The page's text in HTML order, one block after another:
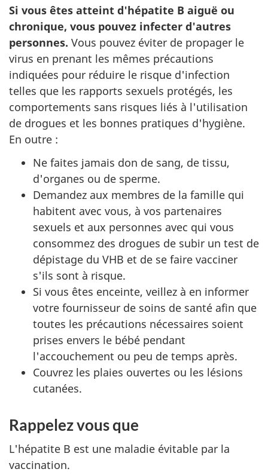
Si vous êtes atteint d'hépatite B aiguë ou
chronique, vous pouvez infecter d'autres
personnes. Vous pouvez éviter de propager le
virus en prenant les mêmes précautions
indiquées pour réduire le risque d'infection
telles que les rapports sexuels protégés, les
comportements sans risques liés à l'utilisation
de drogues et les bonnes pratiques d'hygiène.
En outre :
Ne faites jamais don de sang, de tissu,
d'organes ou de sperme.
Demandez aux membres de la famille qui
habitent avec vous, à vos partenaires
sexuels et aux personnes avec qui vous
consommez des drogues de subir un test de
dépistage du VHB et de se faire vacciner
s'ils sont à risque.
Si vous êtes enceinte, veillez à en informer
votre fournisseur de soins de santé afin que
toutes les précautions nécessaires soient
prises envers le bébé pendant
l'accouchement ou peu de temps après.
Couvrez les plaies ouvertes ou les lésions
cutanées.
Rappelez vous que
L'hépatite B est une maladie évitable par la
vaccination.